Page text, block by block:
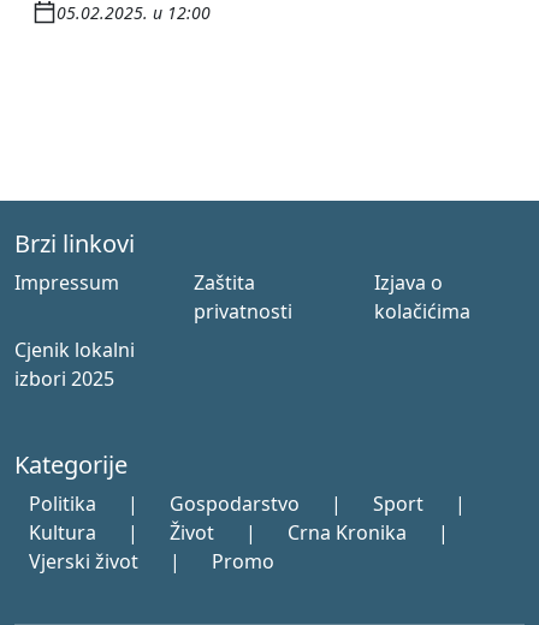
05.02.2025. u 12:00
Brzi linkovi
Impressum
Zaštita
privatnosti
Izjava o
kolačićima
Cjenik lokalni
izbori 2025
Kategorije
Politika | Gospodarstvo | Sport
|
Kultura
| Život | Crna Kronika
|
Vjerski život
| Promo